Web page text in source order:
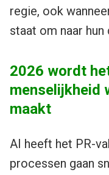
regie, ook
staat om naar
2026 wordt
menselijkheid
maakt
AI heeft het PR-
processen gaan